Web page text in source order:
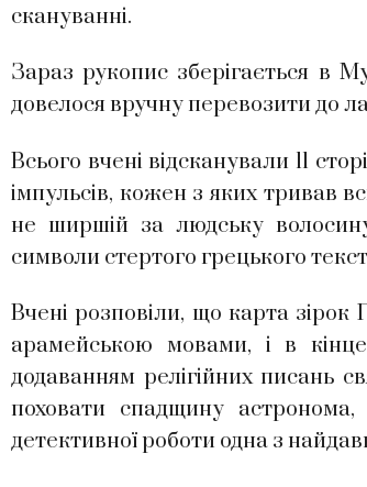
скануванні.
Зараз рукопис зберігається в
довелося вручну перевозити до
Всього вчені відсканували 11
імпульсів, кожен з яких тривав
не ширшій за людську
символи стертого грецького
Вчені розповіли, що карта зірок
арамейською мовами, і в
додаванням релігійних писань
поховати спадщину
детективної роботи одна з